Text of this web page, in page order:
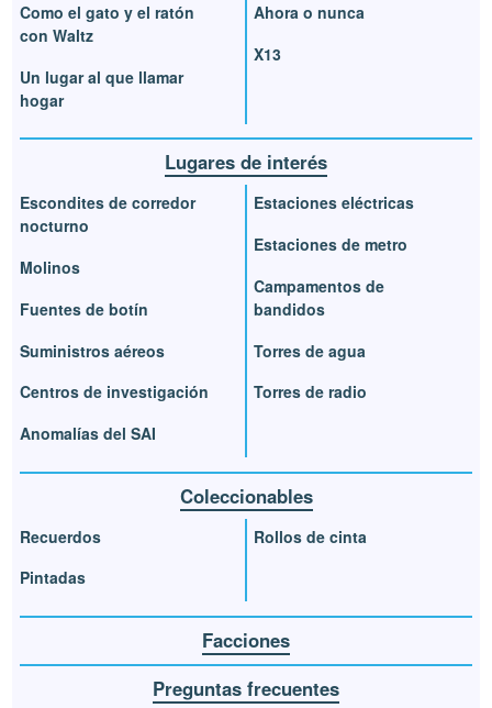
Como el gato y el ratón
con Waltz
Un lugar al que llamar
hogar
Ahora o nunca
X13
Lugares de interés
Escondites de corredor
nocturno
Molinos
Fuentes de botín
Suministros aéreos
Centros de investigación
Anomalías del SAI
Estaciones eléctricas
Estaciones de metro
Campamentos de
bandidos
Torres de agua
Torres de radio
Coleccionables
Recuerdos
Pintadas
Rollos de cinta
Facciones
Preguntas frecuentes